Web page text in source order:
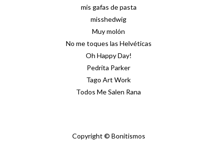
mis gafas de pasta
misshedwig
Muy molón
No me toques las Helvéticas
Oh Happy Day!
Pedrita Parker
Tago Art Work
Todos Me Salen Rana
Copyright © Bonitismos